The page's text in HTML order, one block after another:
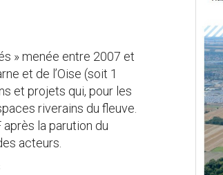
» menée entre 2007 et
et de l’Oise (soit 1
et projets qui, pour les
riverains du fleuve.
après la parution du
acteurs.